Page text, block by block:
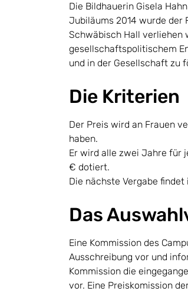
Die Bildhauerin Gisela
Jubiläums 2014 wurde der
Schwäbisch Hall
gesellschaftspolitischem
und in der Gesellschaft zu
Die Kriterien
Der Preis wird an Frauen
haben.
Er wird alle zwei Jahre für
€ dotiert.
Die nächste Vergabe
Das
Eine Kommission des
Ausschreibung vor und
Kommission die
vor. Eine Preiskomission